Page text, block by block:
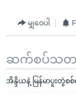
မျှဝေပါ
ဆက်စပ်သတင်
အိန္ဒိယနဲ့ မြန်မာပူးတွဲ